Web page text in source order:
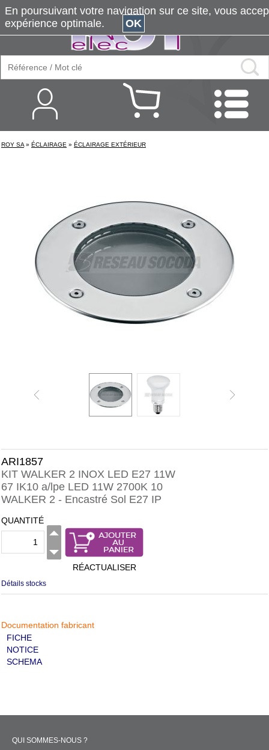
ROY SA » ÉCLAIRAGE » ÉCLAIRAGE EXTÉRIEUR
ARI1857
KIT WALKER 2 INOX LED E27 11W
67 IK10 a/lpe LED 11W 2700K 10
WALKER 2 - Encastré Sol E27 IP
QUANTITÉ
RÉACTUALISER
Détails stocks
Documentation fabricant
FICHE
NOTICE
SCHEMA
QUI SOMMES-NOUS ?
En poursuivant votre navigation sur ce site, vous
expérience optimale.
OK